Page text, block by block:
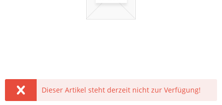
Dieser Artikel steht derzeit nicht zur Verfügung!